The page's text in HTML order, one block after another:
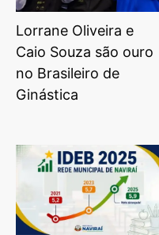
Lorrane Oliveira e
Caio Souza são ouro
no Brasileiro de
Ginástica